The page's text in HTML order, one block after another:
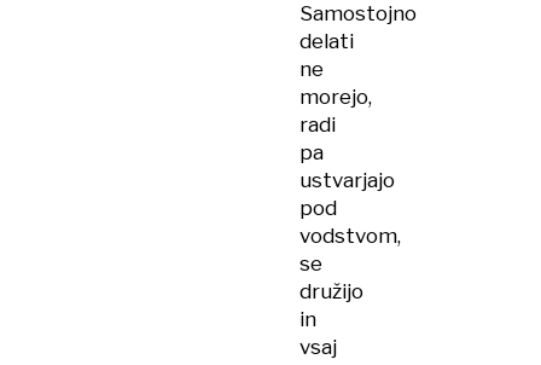
Samostojno
delati
ne
morejo,
radi
pa
ustvarjajo
pod
vodstvom,
se
družijo
in
vsaj